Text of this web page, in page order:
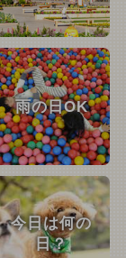
雨の日OK
今日は何の
日？